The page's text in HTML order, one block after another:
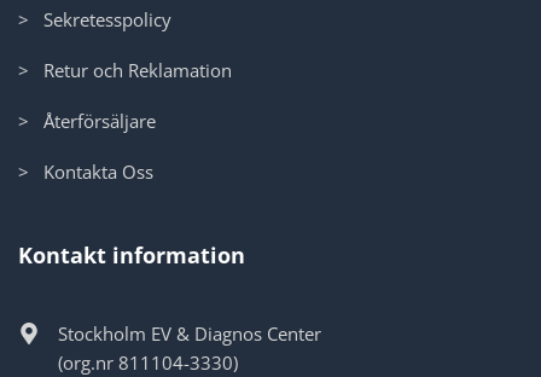
> Sekretesspolicy
> Retur och Reklamation
> Återförsäljare
> Kontakta Oss
Kontakt information
Stockholm EV & Diagnos Center
(org.nr 811104-3330)